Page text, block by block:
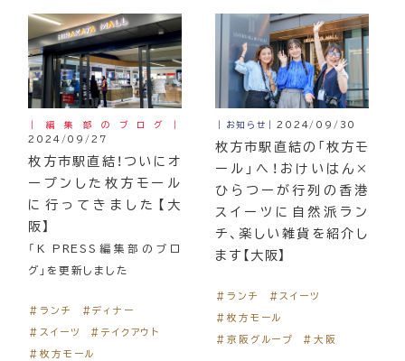
｜編集部のブログ｜
2024/09/27
枚方市駅直結！ついにオ
ープンした枚方モール
に行ってきました【大
阪】
「K PRESS編集部のブロ
グ」を更新しました
＃ランチ
＃ディナー
＃スイーツ
＃テイクアウト
＃枚方モール
｜お知らせ｜2024/09/30
枚方市駅直結の「枚方モ
ール」へ！おけいはん×
ひらつーが行列の香港
スイーツに自然派ラン
チ、楽しい雑貨を紹介し
ます【大阪】
＃ランチ
＃スイーツ
＃枚方モール
＃京阪グループ
＃大阪